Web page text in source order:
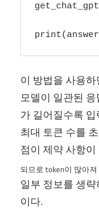
이 방법을 사용
모델이 일관된
가 길어질수록
최대 토큰 수를
점이 제약 사항
되므로 token이 많아
일부 정보를 생
이다.